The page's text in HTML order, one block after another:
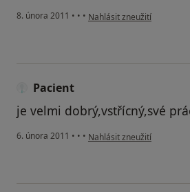
8. února 2011 • • • podle názoru uživatele
Nahlásit zneužití
Pacient
je velmi dobrý,vstřícný,své
6. února 2011 • • • podle názoru uživatele
Nahlásit zneužití